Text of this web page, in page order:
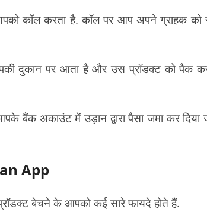
कॉल करता है. कॉल पर आप अपने ग्राहक को
दुकान पर आता है और उस प्रॉडक्ट को पैक
बैंक अकाउंट में उड़ान द्वारा पैसा जमा कर दिया
App
बेचने के आपको कई सारे फायदे होते हैं.